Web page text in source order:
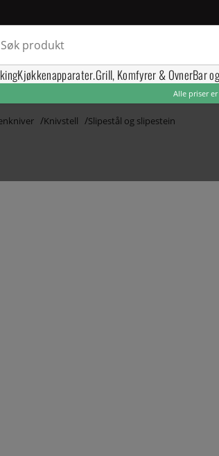
Kjøkkenapparater.Grill, Komfyrer & OvnerBar
Alle priser
Knivstell Slipestål og slipestein